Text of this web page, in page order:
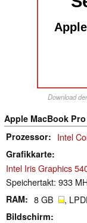
Download der
Apple MacBook Pro
Prozessor
Intel
Grafikkarte
Intel Iris Graphics
Speichertakt: 933
RAM 8 GB ,
Bildschirm